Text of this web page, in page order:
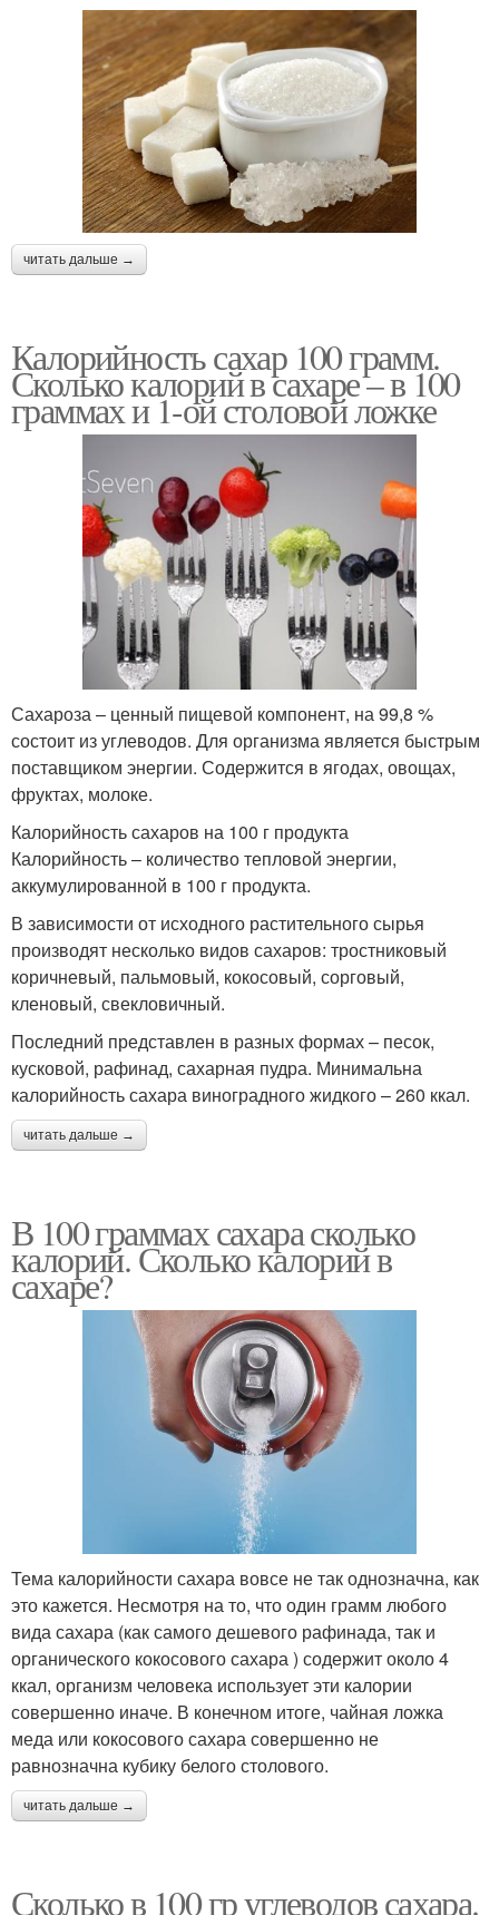
читать дальше →
Калорийность сахар 100 грамм.
Сколько калорий в сахаре – в 100
граммах и 1-ой столовой ложке
Сахароза – ценный пищевой компонент, на 99,8 %
состоит из углеводов. Для организма является быстрым
поставщиком энергии. Содержится в ягодах, овощах,
фруктах, молоке.
Калорийность сахаров на 100 г продукта
Калорийность – количество тепловой энергии,
аккумулированной в 100 г продукта.
В зависимости от исходного растительного сырья
производят несколько видов сахаров: тростниковый
коричневый, пальмовый, кокосовый, сорговый,
кленовый, свекловичный.
Последний представлен в разных формах – песок,
кусковой, рафинад, сахарная пудра. Минимальна
калорийность сахара виноградного жидкого – 260 ккал.
читать дальше →
В 100 граммах сахара сколько
калорий. Сколько калорий в
сахаре?
Тема калорийности сахара вовсе не так однозначна, как
это кажется. Несмотря на то, что один грамм любого
вида сахара (как самого дешевого рафинада, так и
органического кокосового сахара ) содержит около 4
ккал, организм человека использует эти калории
совершенно иначе. В конечном итоге, чайная ложка
меда или кокосового сахара совершенно не
равнозначна кубику белого столового.
читать дальше →
Сколько в 100 гр углеводов сахара.